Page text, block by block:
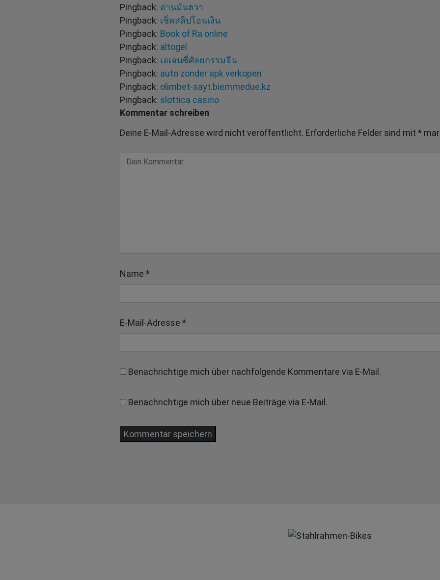
Pingback: อ่านมันฮวา
Pingback: เช็คสลิปโอนเงิน
Pingback: Book of Ra online
Pingback: altogel
Pingback: เอเจนซี่ศัลยกรรมจีน
Pingback: auto zonder apk verkopen
Pingback: olimbet-sayt.biemmedue.kz
Pingback: slottica casino
Kommentar schreiben
Deine E-Mail-Adresse wird nicht veröffentlicht. Erforderliche Felder sind mit *
Name *
E-Mail-Adresse *
Benachrichtige mich über nachfolgende Kommentare via E-Mail.
Benachrichtige mich über neue Beiträge via E-Mail.